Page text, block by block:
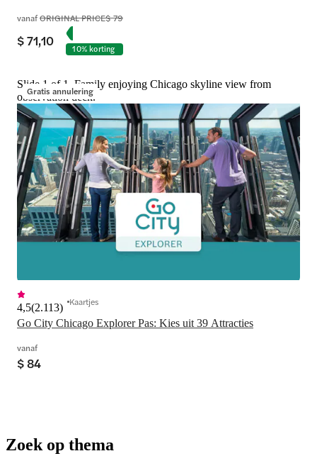
vanafORIGINAL PRICE$ 79
$ 71,10 10% korting
Gratis annulering
Slide 1 of 1, Family enjoying Chicago skyline view from
observation deck.
Go City Chicago Explorer Pas: Kies uit 39 Attracties
4,5(2.113) Kaartjes
vanaf
$ 84
Zoek op thema